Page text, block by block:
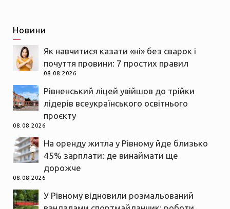
Новини
Як навчитися казати «ні» без сварок і
почуття провини: 7 простих правил
08.08.2026
Рівненський ліцей увійшов до трійки
лідерів всеукраїнського освітнього
проєкту
08.08.2026
На оренду житла у Рівному йде близько
45% зарплати: де винаймати ще
дорожче
08.08.2026
У Рівному відновили розмальований